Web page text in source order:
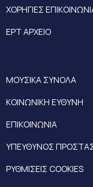
ΧΟΡΗΓΙΕΣ
ΕΡΤ ΑΡΧΕΙΟ
ΜΟΥΣΙΚΑ ΣΥΝΟΛΑ
ΚΟΙΝΩΝΙΚΗ ΕΥΘΥΝΗ
ΕΠΙΚΟΙΝΩΝΙΑ
ΥΠΕΥΘΥΝΟΣ
ΡΥΘΜΙΣΕΙΣ COOKIES